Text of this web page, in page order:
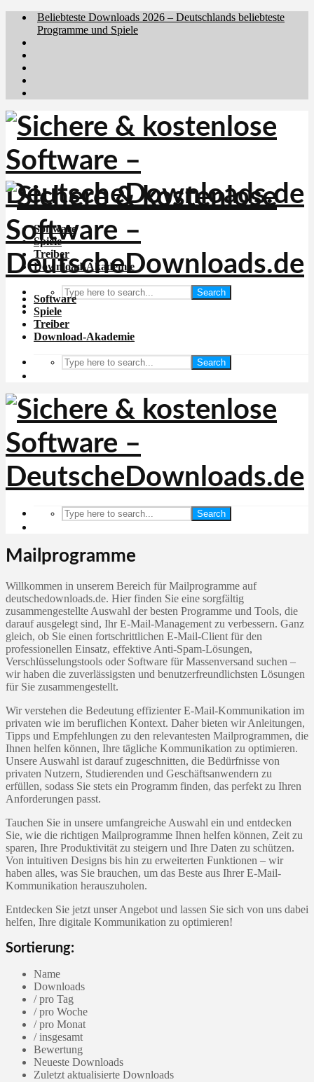
Beliebteste Downloads 2026 – Deutschlands beliebteste
Programme und Spiele
Software
Spiele
Treiber
Download-Akademie
Search
Software
Spiele
Treiber
Download-Akademie
Search
Search
Mailprogramme
Willkommen in unserem Bereich für Mailprogramme auf
deutschedownloads.de. Hier finden Sie eine sorgfältig
zusammengestellte Auswahl der besten Programme und Tools, die
darauf ausgelegt sind, Ihr E-Mail-Management zu verbessern. Ganz
gleich, ob Sie einen fortschrittlichen E-Mail-Client für den
professionellen Einsatz, effektive Anti-Spam-Lösungen,
Verschlüsselungstools oder Software für Massenversand suchen –
wir haben die zuverlässigsten und benutzerfreundlichsten Lösungen
für Sie zusammengestellt.
Wir verstehen die Bedeutung effizienter E-Mail-Kommunikation im
privaten wie im beruflichen Kontext. Daher bieten wir Anleitungen,
Tipps und Empfehlungen zu den relevantesten Mailprogrammen, die
Ihnen helfen können, Ihre tägliche Kommunikation zu optimieren.
Unsere Auswahl ist darauf zugeschnitten, die Bedürfnisse von
privaten Nutzern, Studierenden und Geschäftsanwendern zu
erfüllen, sodass Sie stets ein Programm finden, das perfekt zu Ihren
Anforderungen passt.
Tauchen Sie in unsere umfangreiche Auswahl ein und entdecken
Sie, wie die richtigen Mailprogramme Ihnen helfen können, Zeit zu
sparen, Ihre Produktivität zu steigern und Ihre Daten zu schützen.
Von intuitiven Designs bis hin zu erweiterten Funktionen – wir
haben alles, was Sie brauchen, um das Beste aus Ihrer E-Mail-
Kommunikation herauszuholen.
Entdecken Sie jetzt unser Angebot und lassen Sie sich von uns dabei
helfen, Ihre digitale Kommunikation zu optimieren!
Sortierung:
Name
Downloads
/ pro Tag
/ pro Woche
/ pro Monat
/ insgesamt
Bewertung
Neueste Downloads
Zuletzt aktualisierte Downloads